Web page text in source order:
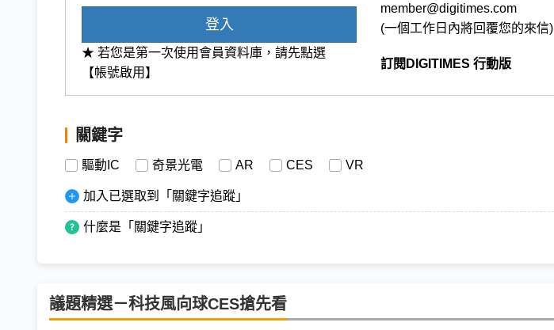
登入
★ 若您是第一次使用會員資料庫，請先點選
【帳號啟用】
member@digitimes.com
(一個工作日內將回覆您的來信)
訂閱DIGITIMES 行動版
關鍵字
驅動IC 奇景光電 AR CES VR
加入已選取到「關鍵字追蹤」
什麼是「關鍵字追蹤」
議題精選－科技風向球CES搶先看